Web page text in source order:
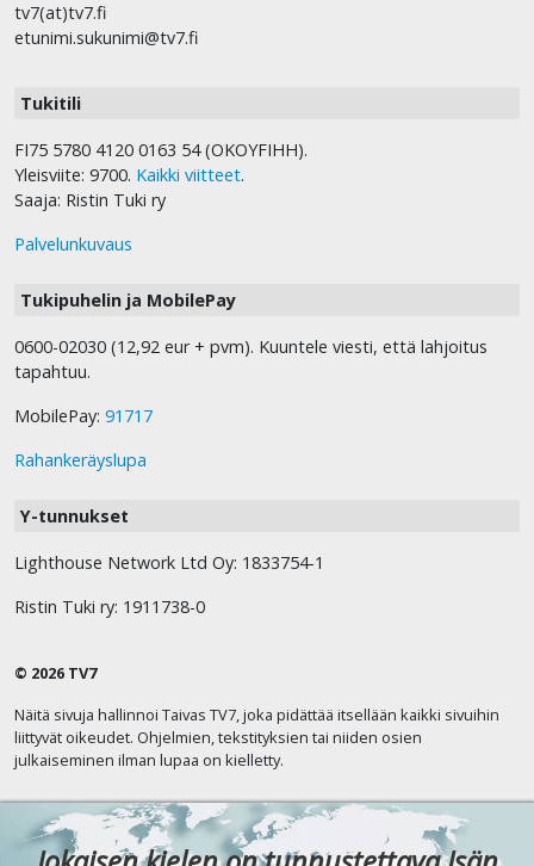
tv7(at)tv7.fi
etunimi.sukunimi@tv7.fi
Tukitili
FI75 5780 4120 0163 54 (OKOYFIHH).
Yleisviite: 9700. Kaikki viitteet.
Saaja: Ristin Tuki ry
Palvelunkuvaus
Tukipuhelin ja MobilePay
0600-02030 (12,92 eur + pvm). Kuuntele viesti, että lahjoitus
tapahtuu.
MobilePay: 91717
Rahankeräyslupa
Y-tunnukset
Lighthouse Network Ltd Oy: 1833754-1
Ristin Tuki ry: 1911738-0
© 2026 TV7
Näitä sivuja hallinnoi Taivas TV7, joka pidättää itsellään kaikki sivuihin
liittyvät oikeudet. Ohjelmien, tekstityksien tai niiden osien
julkaiseminen ilman lupaa on kielletty.